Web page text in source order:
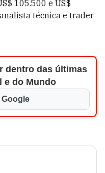
105.500 e US$
técnica e trader
dentro das últimas
e do Mundo